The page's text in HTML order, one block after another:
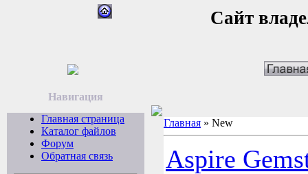
Сайт
Навигация
Главная страница
Каталог файлов
Форум
Обратная связь
Главная » New
Aspire